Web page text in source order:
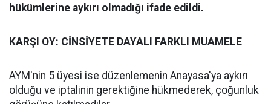
hükümlerine aykırı olmadığı ifade edildi.
KARŞI OY: CİNSİYETE DAYALI FARKLI MUAMELE
AYM'nin 5 üyesi ise düzenlemenin Anayasa'ya aykırı
olduğu ve iptalinin gerektiğine hükmederek, çoğunluk